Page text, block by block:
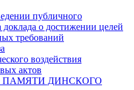
публичного
доклада о достижении целей
требований
воздействия
актов
ПАМЯТИ ДИНСКОГО